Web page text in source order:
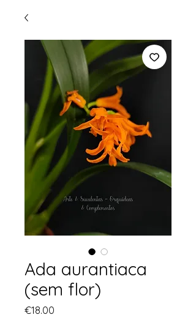
Ada aurantiaca
(sem flor)
€18.00